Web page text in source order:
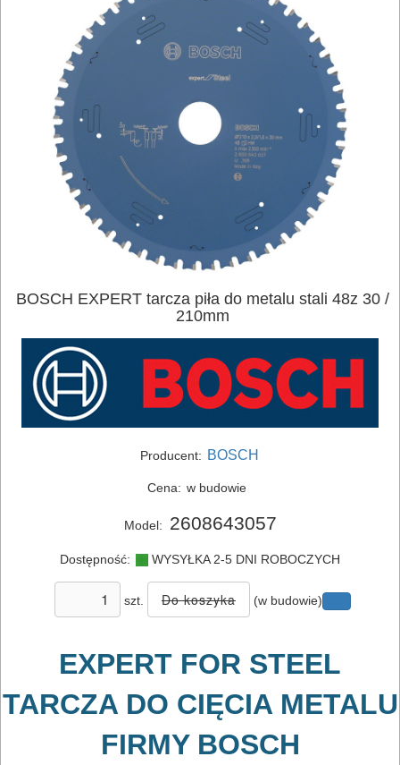
ELEKTRONARZĘDZIA
SIECIOWE
ELEKTRONARZĘDZIA
AKCESORIA
ELEKTRONARZĘDZI
osprzętowe
DO
BETONU
BOSCH EXPERT tarcza piła do metalu stali 48z 30 /
210mm
Producent: BOSCH
Cena: w budowie
Model: 2608643057
Dostępność: WYSYŁKA 2-5 DNI ROBOCZYCH
szt. (w budowie)
EXPERT FOR STEEL
TARCZA DO CIĘCIA METALU
FIRMY BOSCH